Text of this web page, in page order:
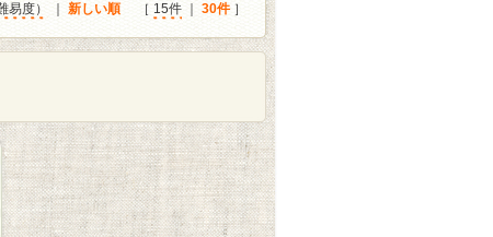
易度） 新しい順 ［ 15件 30件 ］